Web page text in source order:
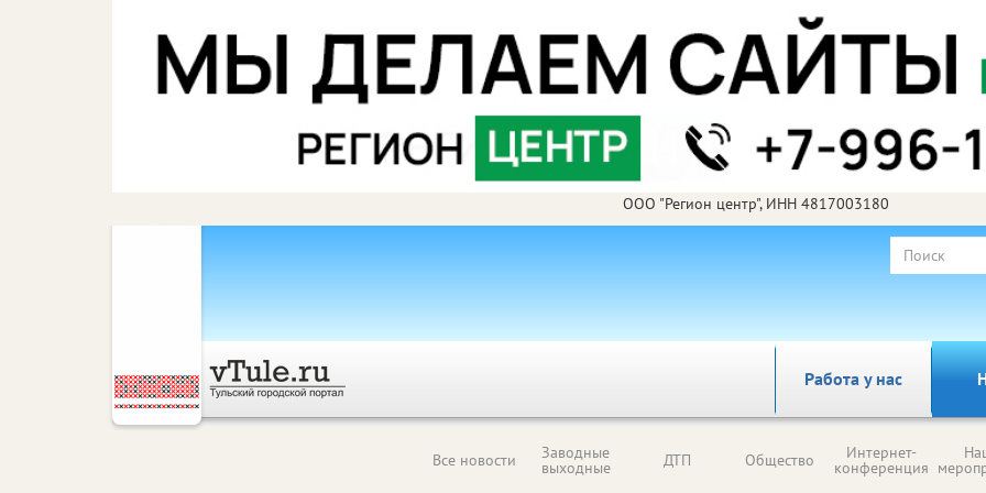
ООО "Регион центр", ИНН 4817003180
Работа у нас
Все новости Заводные
выходные ДТП Общество Интернет-
конференция